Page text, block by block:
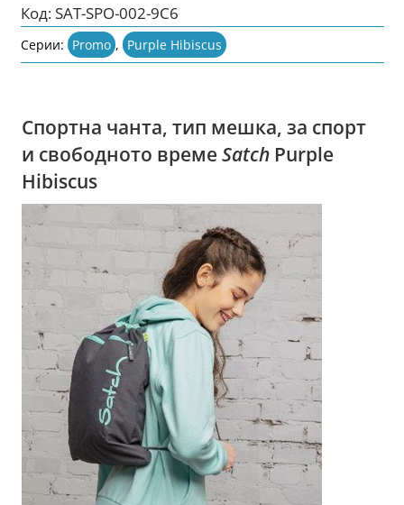
Код:SAT-SPO-002-9C6
Серии: Promo , Purple Hibiscus
Спортна чанта, тип мешка, за спорт
и свободното времеSatch Purple
Hibiscus